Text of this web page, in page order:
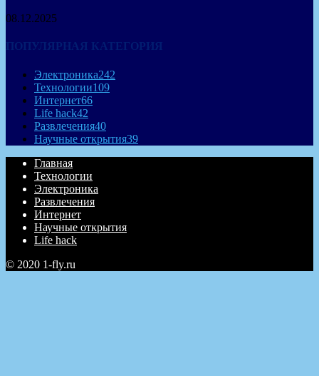
08.12.2025
ПОПУЛЯРНАЯ КАТЕГОРИЯ
Электроника242
Технологии109
Интернет66
Life hack42
Развлечения40
Научные открытия39
Главная
Технологии
Электроника
Развлечения
Интернет
Научные открытия
Life hack
© 2020 1-fly.ru